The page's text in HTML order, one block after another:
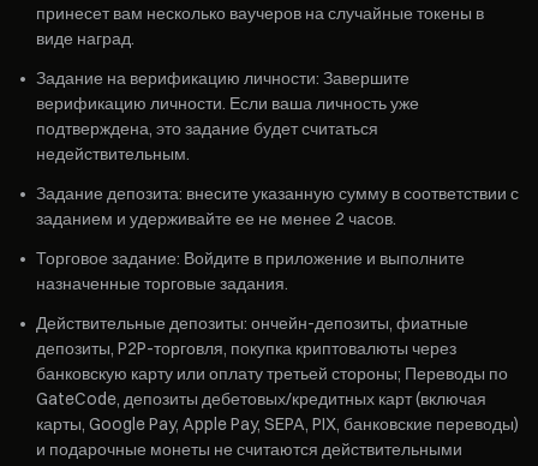
принесет вам несколько ваучеров на случайные токены в
виде наград.
• Задание на верификацию личности: Завершите
верификацию личности. Если ваша личность уже
подтверждена, это задание будет считаться
недействительным.
• Задание депозита: внесите указанную сумму в соответствии с
заданием и удерживайте ее не менее 2 часов.
• Торговое задание: Войдите в приложение и выполните
назначенные торговые задания.
• Действительные депозиты: ончейн-депозиты, фиатные
депозиты, P2P-торговля, покупка криптовалюты через
банковскую карту или оплату третьей стороны; Переводы по
GateCode, депозиты дебетовых/кредитных карт (включая
карты, Google Pay, Apple Pay, SEPA, PIX, банковские переводы)
и подарочные монеты не считаются действительными